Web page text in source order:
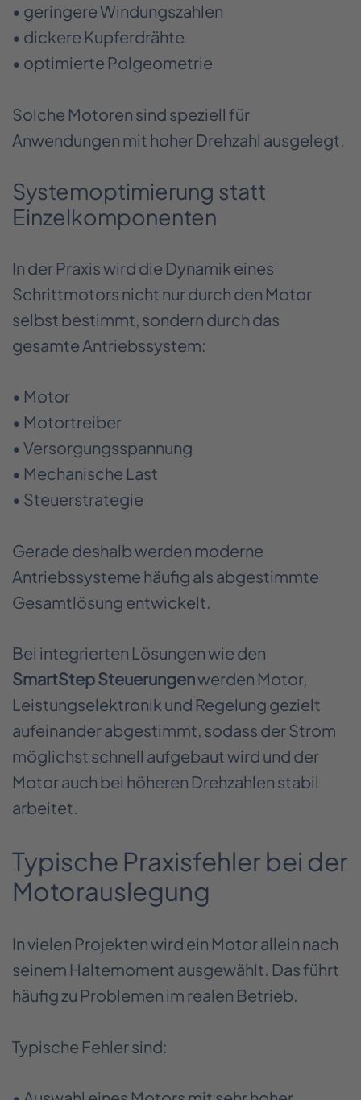
• geringere Windungszahlen
• dickere Kupferdrähte
• optimierte Polgeometrie
Solche Motoren sind speziell für
Anwendungen mit hoher Drehzahl ausgelegt.
Systemoptimierung statt
Einzelkomponenten
In der Praxis wird die Dynamik eines
Schrittmotors nicht nur durch den Motor
selbst bestimmt, sondern durch das
gesamte Antriebssystem:
• Motor
• Motortreiber
• Versorgungsspannung
• Mechanische Last
• Steuerstrategie
Gerade deshalb werden moderne
Antriebssysteme häufig als abgestimmte
Gesamtlösung entwickelt.
Bei integrierten Lösungen wie den
SmartStep Steuerungenwerden Motor,
Leistungselektronik und Regelung gezielt
aufeinander abgestimmt, sodass der Strom
möglichst schnell aufgebaut wird und der
Motor auch bei höheren Drehzahlen stabil
arbeitet.
Typische Praxisfehler bei der
Motorauslegung
In vielen Projekten wird ein Motor allein nach
seinem Haltemoment ausgewählt. Das führt
häufig zu Problemen im realen Betrieb.
Typische Fehler sind: